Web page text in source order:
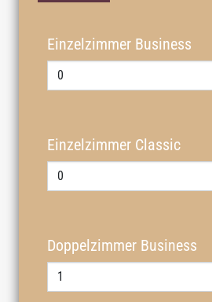
Einzelzimmer Business
Einzelzimmer Classic
Doppelzimmer Business